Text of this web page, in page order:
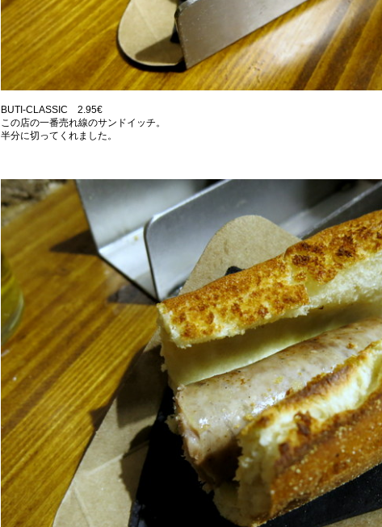
BUTI‐CLASSIC 2.95€
この店の一番売れ線のサンドイッチ。
半分に切ってくれました。